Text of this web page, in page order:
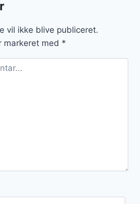
vil ikke blive publiceret.
med *